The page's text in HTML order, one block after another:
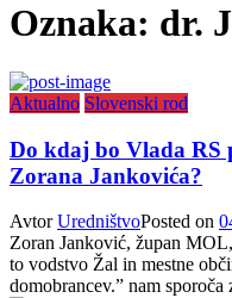
Oznaka: dr.
Aktualno Slovenski rod
Do kdaj bo Vlada RS
Zorana Jankovića?
AvtorUredništvoPosted on
Zoran Janković, župan
to vodstvo Žal in mestne
domobrancev.” nam sporoča